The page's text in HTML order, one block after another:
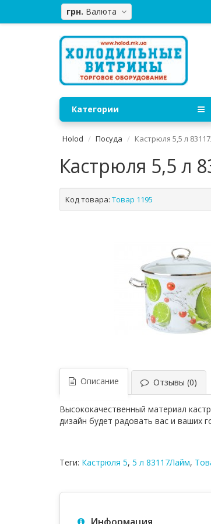
грн. Валюта
Категории
Holod Посуда Кастрюля 5,5 л
Кастрюля 5,5 л
Код товара: Товар 1195
Описание Отзывы (0)
Высококачественный материал
дизайн будет радовать вас и ваших
Теги: Кастрюля 5, 5 л 83117Лайм,